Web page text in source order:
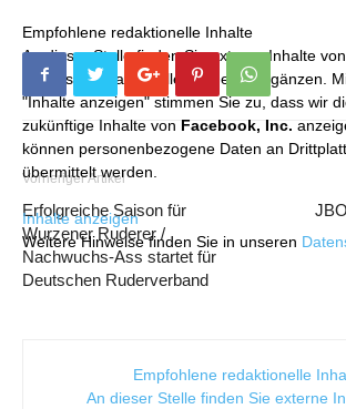
Empfohlene redaktionelle Inhalte
An dieser Stelle finden Sie externe Inhalte von
die unser redaktionelles Angebot ergänzen.
"Inhalte anzeigen" stimmen Sie zu, dass wir
zukünftige Inhalte von Facebook, Inc.
können personenbezogene Daten an
übermittelt werden.
Inhalte anzeigen
Weitere Hinweise finden Sie in unseren
Vorheriger Artikel
Erfolgreiche Saison für
Wurzener Ruderer /
Nachwuchs-Ass startet für
Deutschen Ruderverband
Empfohlene redaktionelle
An dieser Stelle finden Sie externe